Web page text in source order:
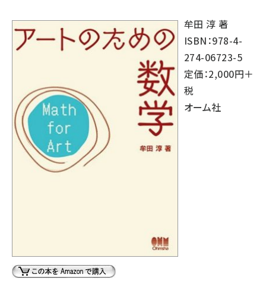
牟田 淳 著
ISBN：978-4-
274-06723-5
定価：2,000円＋
税
オーム社